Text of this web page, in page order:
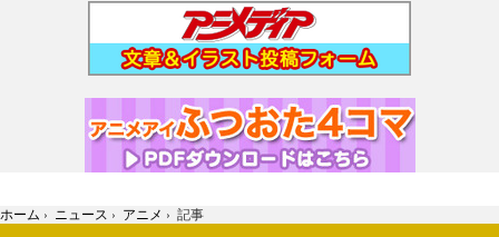
ホーム › ニュース › アニメ › 記事